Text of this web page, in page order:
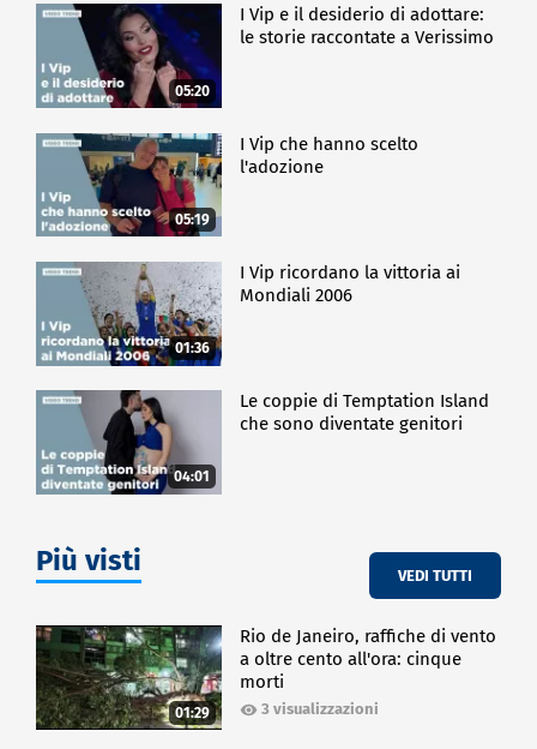
05:20
I Vip e il desiderio di adottare:
le storie raccontate a Verissimo
05:19
I Vip che hanno scelto
l'adozione
01:36
I Vip ricordano la vittoria ai
Mondiali 2006
04:01
Le coppie di Temptation Island
che sono diventate genitori
Più visti VEDI TUTTI
01:29
Rio de Janeiro, raffiche di vento
a oltre cento all'ora: cinque
morti
3 visualizzazioni